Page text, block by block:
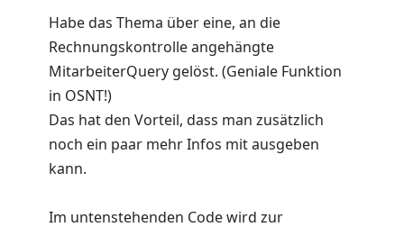
Habe das Thema über eine, an die
Rechnungskontrolle angehängte
MitarbeiterQuery gelöst. (Geniale Funktion
in OSNT!)
Das hat den Vorteil, dass man zusätzlich
noch ein paar mehr Infos mit ausgeben
kann.
Im untenstehenden Code wird zur